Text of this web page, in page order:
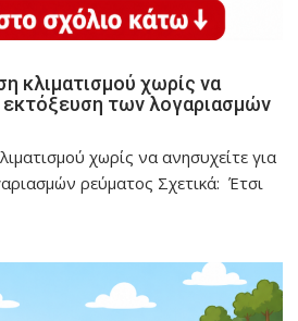
κλιματισμού χωρίς να
εκτόξευση των λογαριασμών
χωρίς να ανησυχείτε για
ρεύματος Σχετικά: Έτσι